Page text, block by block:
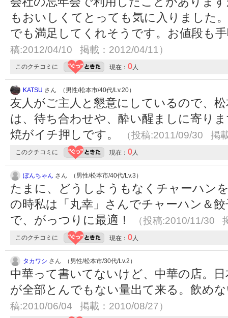
もおいしくてとっても気に入りました
でも満足してくれそうです。お値段も
稿:2012/04/10 掲載：2012/04/11）
このクチコミに 現在： 0人
KATSU さん （男性/松本市/40代/Lv.20）
友人がご主人と懇意にしているので、
は、待ち合わせや、酔い醒ましに寄り
焼がイチ押しです。
（投稿:2011/09/30 掲
このクチコミに 現在： 0人
ぼんちゃん さん （男性/松本市/40代/Lv.3）
たまに、どうしようもなくチャーハン
の時私は「丸幸」さんでチャーハン＆
で、がっつりに最適！
（投稿:2010/11/30
このクチコミに 現在： 0人
タカワシ さん （男性/松本市/30代/Lv.2）
中華って書いてないけど、中華の店。
が全部とんでもない量出て来る。飲め
稿:2010/06/04 掲載：2010/08/27）